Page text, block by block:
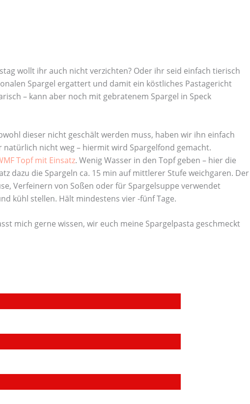
wollt ihr auch nicht verzichten? Oder ihr seid einfach tierisch
Spargel ergattert und damit ein köstliches Pastagericht
– kann aber noch mit gebratenem Spargel in Speck
dieser nicht geschält werden muss, haben wir ihn einfach
natürlich nicht weg – hiermit wird Spargelfond gemacht.
Topf mit Einsatz. Wenig Wasser in den Topf geben – hier die
dazu die Spargeln ca. 15 min auf mittlerer Stufe weichgaren. Der
Verfeinern von Soßen oder für Spargelsuppe verwendet
kühl stellen. Hält mindestens vier -fünf Tage.
mich gerne wissen, wir euch meine Spargelpasta geschmeckt